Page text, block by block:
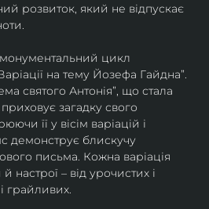
розвиток, який не відпускає
цикл
на тему Йозефа Гайдна”.
святого Антонія”, що стала
загадку свого
її у вісім варіацій і
демонструє блискучу
письма. Кожна варіація
настрої – від урочистих і
грайливих.